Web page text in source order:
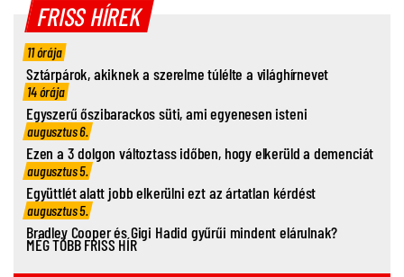
FRISS HÍREK
11 órája
Sztárpárok, akiknek a szerelme túlélte a világhírnevet
14 órája
Egyszerű őszibarackos süti, ami egyenesen isteni
augusztus 6.
Ezen a 3 dolgon változtass időben, hogy elkerüld a demenciát
augusztus 5.
Együttlét alatt jobb elkerülni ezt az ártatlan kérdést
augusztus 5.
Bradley Cooper és Gigi Hadid gyűrűi mindent elárulnak?
MÉG TÖBB FRISS HÍR